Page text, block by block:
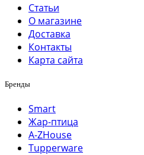
Статьи
О магазине
Доставка
Контакты
Карта сайта
Бренды
Smart
Жар-птица
A-ZHouse
Tupperware